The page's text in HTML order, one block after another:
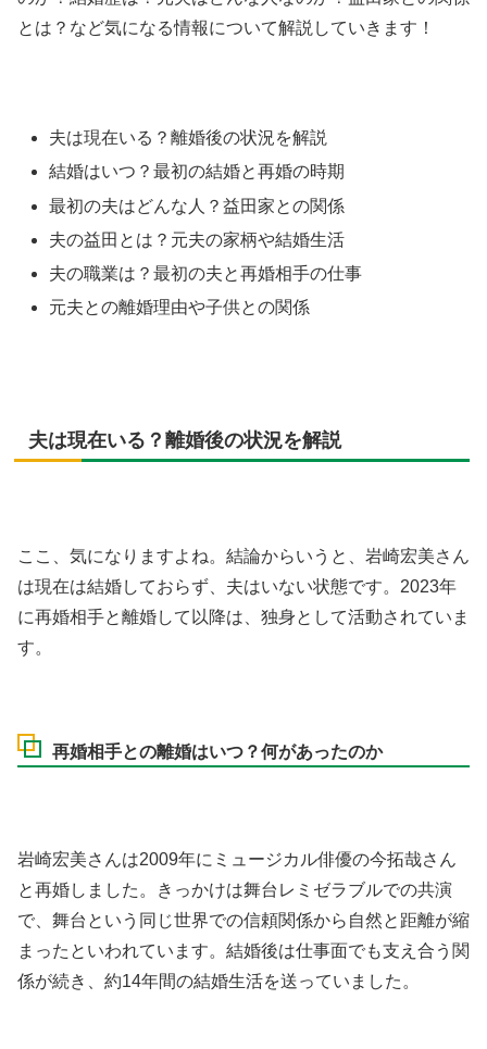
とは？など気になる情報について解説していきます！
夫は現在いる？離婚後の状況を解説
結婚はいつ？最初の結婚と再婚の時期
最初の夫はどんな人？益田家との関係
夫の益田とは？元夫の家柄や結婚生活
夫の職業は？最初の夫と再婚相手の仕事
元夫との離婚理由や子供との関係
夫は現在いる？離婚後の状況を解説
ここ、気になりますよね。結論からいうと、岩崎宏美さん
は現在は結婚しておらず、夫はいない状態です。2023年
に再婚相手と離婚して以降は、独身として活動されていま
す。
再婚相手との離婚はいつ？何があったのか
岩崎宏美さんは2009年にミュージカル俳優の今拓哉さん
と再婚しました。きっかけは舞台レミゼラブルでの共演
で、舞台という同じ世界での信頼関係から自然と距離が縮
まったといわれています。結婚後は仕事面でも支え合う関
係が続き、約14年間の結婚生活を送っていました。